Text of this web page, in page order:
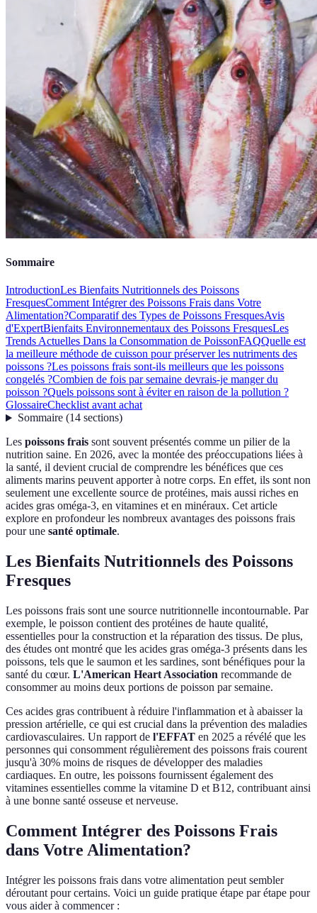
Sommaire
IntroductionLes Bienfaits Nutritionnels des Poissons
FresquesComment Intégrer des Poissons Frais dans Votre
Alimentation?Comparatif des Types de Poissons FresquesAvis
d'ExpertBienfaits Environnementaux des Poissons FresquesLes
Trends Actuelles Dans la Consommation de PoissonFAQQuelle est
la meilleure méthode de cuisson pour préserver les nutriments des
poissons ?Les poissons frais sont-ils meilleurs que les poissons
congelés ?Combien de fois par semaine devrais-je manger du
poisson ?Quels poissons sont à éviter en raison de la pollution ?
GlossaireChecklist avant achat
Sommaire(14 sections)
Les poissons frais sont souvent présentés comme un pilier de la
nutrition saine. En 2026, avec la montée des préoccupations liées à
la santé, il devient crucial de comprendre les bénéfices que ces
aliments marins peuvent apporter à notre corps. En effet, ils sont non
seulement une excellente source de protéines, mais aussi riches en
acides gras oméga-3, en vitamines et en minéraux. Cet article
explore en profondeur les nombreux avantages des poissons frais
pour une santé optimale.
Les Bienfaits Nutritionnels des Poissons
Fresques
Les poissons frais sont une source nutritionnelle incontournable. Par
exemple, le poisson contient des protéines de haute qualité,
essentielles pour la construction et la réparation des tissus. De plus,
des études ont montré que les acides gras oméga-3 présents dans les
poissons, tels que le saumon et les sardines, sont bénéfiques pour la
santé du cœur. L'American Heart Association recommande de
consommer au moins deux portions de poisson par semaine.
Ces acides gras contribuent à réduire l'inflammation et à abaisser la
pression artérielle, ce qui est crucial dans la prévention des maladies
cardiovasculaires. Un rapport de l'EFFAT en 2025 a révélé que les
personnes qui consomment régulièrement des poissons frais courent
jusqu'à 30% moins de risques de développer des maladies
cardiaques. En outre, les poissons fournissent également des
vitamines essentielles comme la vitamine D et B12, contribuant ainsi
à une bonne santé osseuse et nerveuse.
Comment Intégrer des Poissons Frais
dans Votre Alimentation?
Intégrer les poissons frais dans votre alimentation peut sembler
déroutant pour certains. Voici un guide pratique étape par étape pour
vous aider à commencer :